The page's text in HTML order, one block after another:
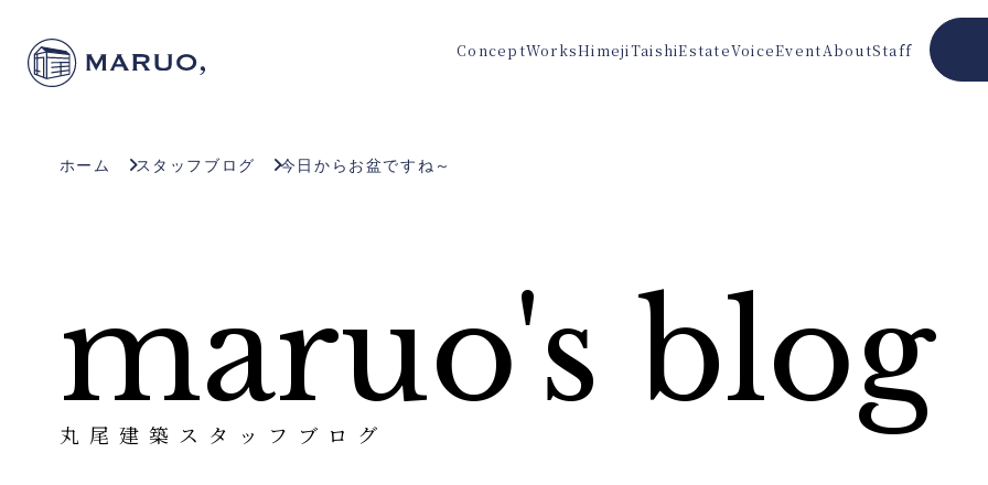
ConceptWorksHimejiTaishiEstateVoiceEventAboutStaff
ホーム スタッフブログ 今日からお盆ですね～
maruo's blog
丸尾建築スタッフブログ